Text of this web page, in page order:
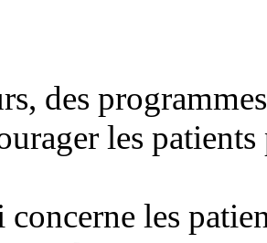
des
les
concerne les